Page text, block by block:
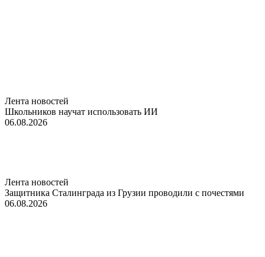
Лента новостей
Школьников научат использовать ИИ
06.08.2026
Лента новостей
Защитника Сталинграда из Грузии проводили с почестями
06.08.2026